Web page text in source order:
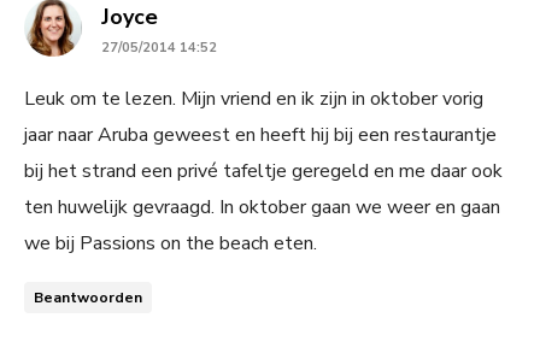
Joycesays:
27/05/2014 14:52
Leuk om te lezen. Mijn vriend en ik zijn in oktober vorig
jaar naar Aruba geweest en heeft hij bij een restaurantje
bij het strand een privé tafeltje geregeld en me daar ook
ten huwelijk gevraagd. In oktober gaan we weer en gaan
we bij Passions on the beach eten.
Beantwoorden